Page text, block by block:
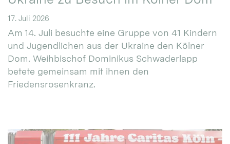
17. Juli 2026
Am 14. Juli besuchte eine Gruppe von 41 Kindern
und Jugendlichen aus der Ukraine den Kölner
Dom. Weihbischof Dominikus Schwaderlapp
betete gemeinsam mit ihnen den
Friedensrosenkranz.